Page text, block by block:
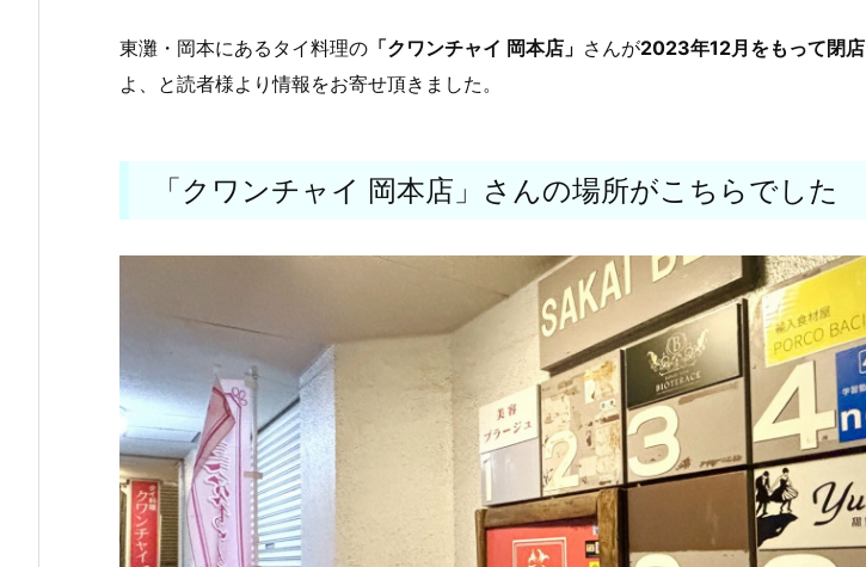
東灘・岡本にあるタイ料理の 「クワンチャイ 岡本店」 さんが2023年12月をもって閉店
よ、と読者様より情報をお寄せ頂きました。
「クワンチャイ 岡本店」さんの場所がこちらでした